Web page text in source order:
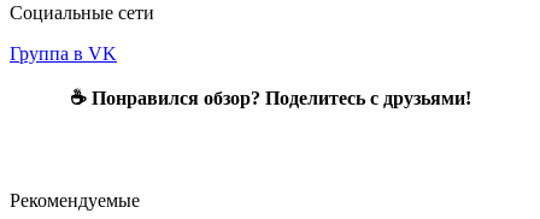
Социальные сети
Группа в VK
☕ Понравился обзор? Поделитесь с друзьями!
Рекомендуемые